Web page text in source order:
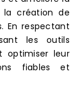
la création de
En respectant
les outils
optimiser leur
fiables et